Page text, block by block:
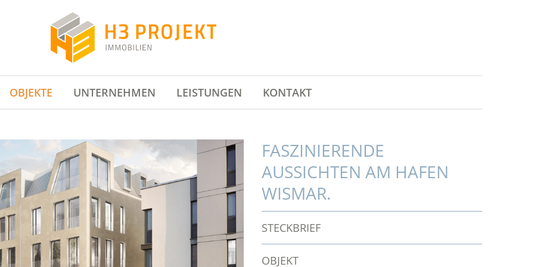
OBJEKTE UNTERNEHMEN LEISTUNGEN KONTAKT
FASZINIERENDE
AUSSICHTEN AM HAFEN
WISMAR.
STECKBRIEF
OBJEKT